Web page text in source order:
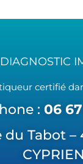
certifié
: 06
Tabot –
CYPRIEN